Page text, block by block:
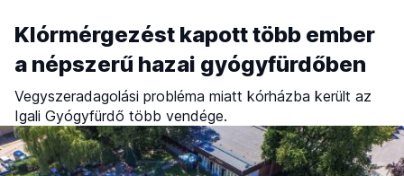
Klórmérgezést kapott több ember
a népszerű hazai gyógyfürdőben
Vegyszeradagolási probléma miatt kórházba került az
Igali Gyógyfürdő több vendége.